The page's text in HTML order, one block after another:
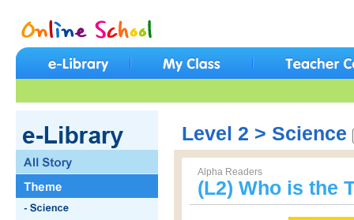
Level 2 > Science
Alpha Readers
(L2) Who is the